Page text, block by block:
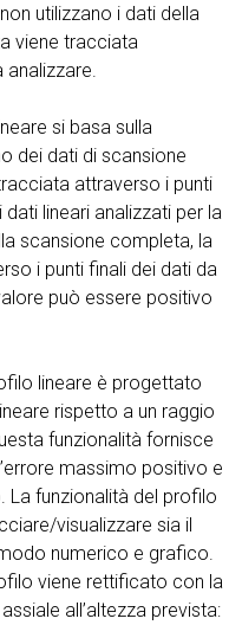
utilizzano i dati della
viene tracciata
si basa sulla
dei dati di scansione
attraverso i punti
lineari analizzati per la
scansione completa, la
i punti finali dei dati da
può essere positivo
lineare è progettato
rispetto a un raggio
funzionalità fornisce
massimo positivo e
La funzionalità del profilo
visualizzare sia il
numerico e grafico.
viene rettificato con la
all’altezza prevista: